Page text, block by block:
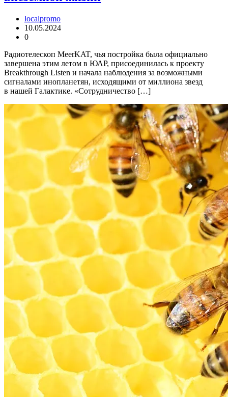
localpromo
10.05.2024
0
Радиотелескоп MeerKAT, чья постройка была официально
завершена этим летом в ЮАР, присоединилась к проекту
Breakthrough Listen и начала наблюдения за возможными
сигналами инопланетян, исходящими от миллиона звезд
в нашей Галактике. «Сотрудничество […]